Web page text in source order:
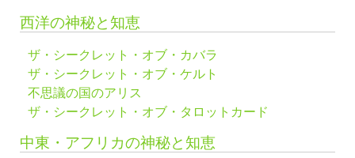
西洋の神秘と知恵
ザ・シークレット・オブ・カバラ
ザ・シークレット・オブ・ケルト
不思議の国のアリス
ザ・シークレット・オブ・タロットカード
中東・アフリカの神秘と知恵